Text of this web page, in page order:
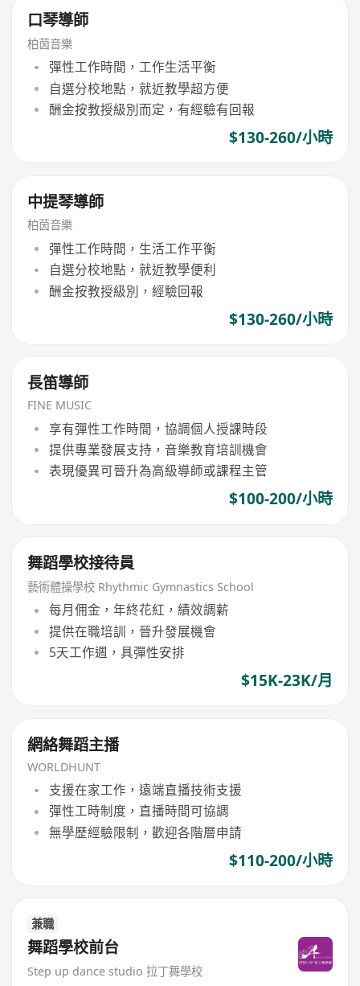
口琴導師
柏茵音樂
彈性工作時間，工作生活平衡
自選分校地點，就近教學超方便
酬金按教授級別而定，有經驗有回報
$130-260/小時
中提琴導師
柏茵音樂
彈性工作時間，生活工作平衡
自選分校地點，就近教學便利
酬金按教授級別，經驗回報
$130-260/小時
長笛導師
FINE MUSIC
享有彈性工作時間，協調個人授課時段
提供專業發展支持，音樂教育培訓機會
表現優異可晉升為高級導師或課程主管
$100-200/小時
舞蹈學校接待員
藝術體操學校 Rhythmic Gymnastics School
每月佣金，年終花紅，績效調薪
提供在職培訓，晉升發展機會
5天工作週，具彈性安排
$15K-23K/月
網絡舞蹈主播
WORLDHUNT
支援在家工作，遠端直播技術支援
彈性工時制度，直播時間可協調
無學歷經驗限制，歡迎各階層申請
$110-200/小時
兼職
舞蹈學校前台
Step up dance studio 拉丁舞學校